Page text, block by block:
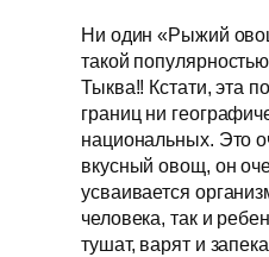
Ни один «Рыжий
такой
Тыква!! Кстати, эта
границ ни
национальных. Это
вкусный овощ, он
усваивается
человека, так и
тушат, варят и